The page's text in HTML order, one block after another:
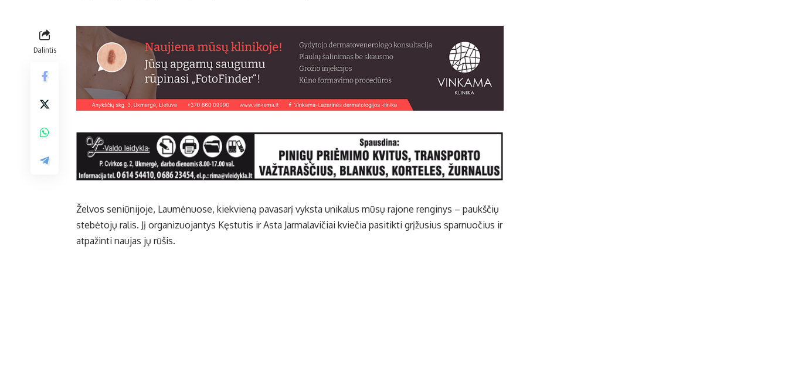
Dalintis
Želvos seniūnijoje, Laumėnuose, kiekvieną pavasarį vyksta unikalus mūsų rajone renginys – paukščių
stebėtojų ralis. Jį organizuojantys Kęstutis ir Asta Jarmalavičiai kviečia pasitikti grįžusius sparnuočius ir
atpažinti naujas jų rūšis.